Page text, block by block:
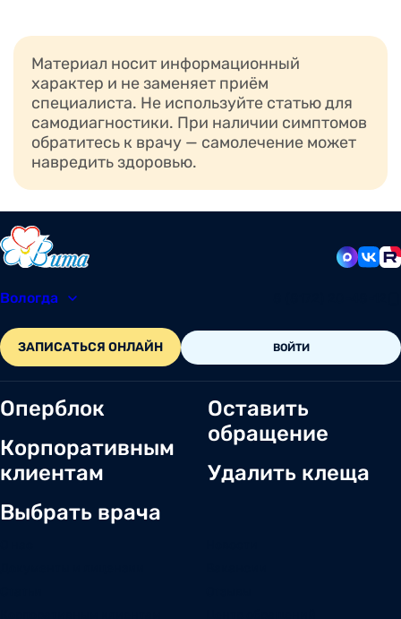
Материал носит информационный
характер и не заменяет приём
специалиста. Не используйте статью для
самодиагностики. При наличии симптомов
обратитесь к врачу — самолечение может
навредить здоровью.
Вологда
ЗАПИСАТЬСЯ ОНЛАЙН ВОЙТИ
Оперблок
Корпоративным
клиентам
Выбрать врача
Оставить
обращение
Удалить клеща